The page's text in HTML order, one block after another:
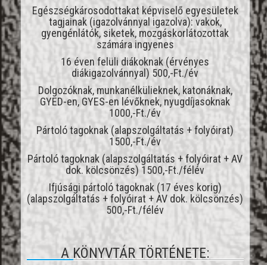
Egészségkárosodottakat képviselő egyesületek
tagjainak (igazolvánnyal igazolva): vakok,
gyengénlátók, siketek, mozgáskorlátozottak
számára ingyenes
16 éven felüli diákoknak (érvényes
diákigazolvánnyal) 500,-Ft./év
Dolgozóknak, munkanélkülieknek, katonáknak,
GYED-en, GYES-en lévőknek, nyugdíjasoknak
1000,-Ft./év
Pártoló tagoknak (alapszolgáltatás + folyóirat)
1500,-Ft./év
Pártoló tagoknak (alapszolgáltatás + folyóirat + AV
dok. kölcsönzés) 1500,-Ft./félév
Ifjúsági pártoló tagoknak (17 éves korig)
(alapszolgáltatás + folyóirat + AV dok. kölcsönzés)
500,-Ft./félév
A KÖNYVTÁR TÖRTÉNETE: